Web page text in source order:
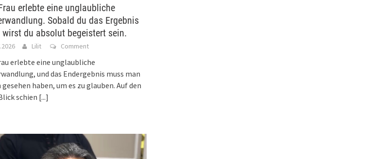
erlebte eine unglaubliche
Sobald du das Ergebnis
wirst du absolut begeistert sein.
Lilit Comment
erlebte eine unglaubliche
und das Endergebnis muss man
haben, um es zu glauben. Auf den
schien [...]